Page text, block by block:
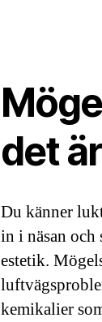
det
Du känner
in i näsan och
estetik.
kemikalier